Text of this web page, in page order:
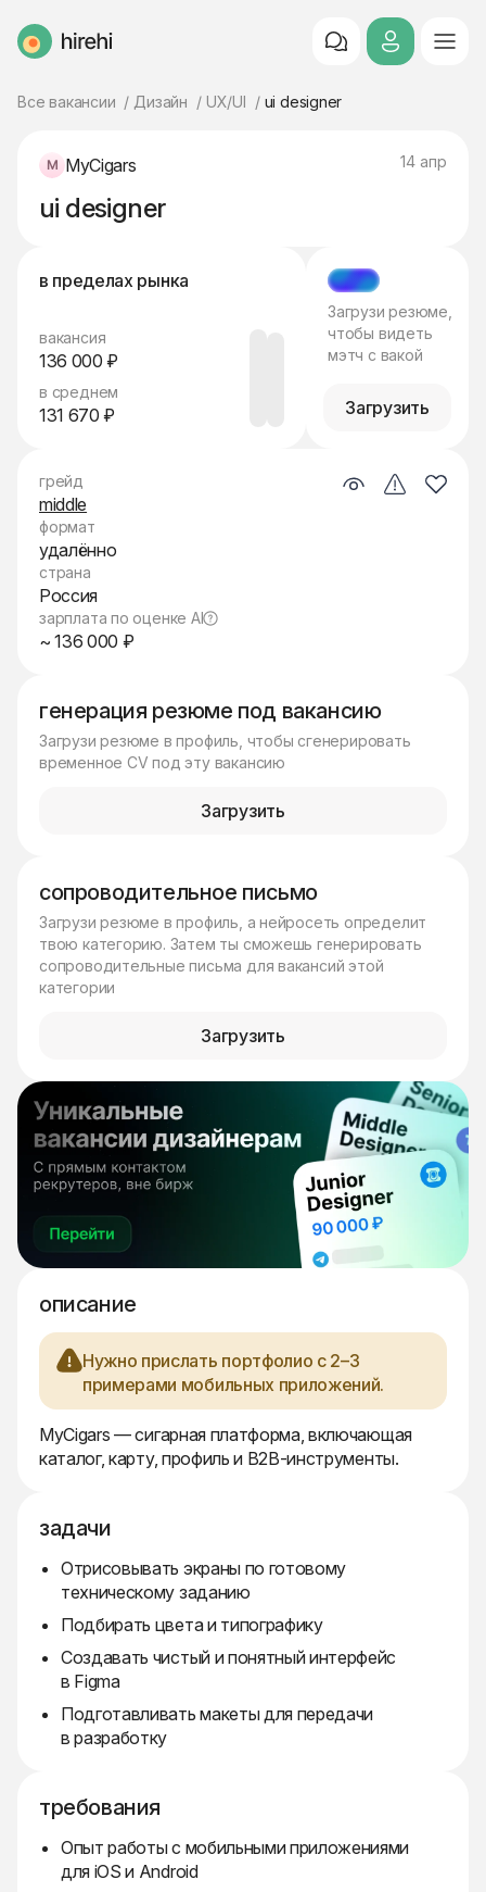
HireHi
Все вакансии Дизайн UX/UI ui designer
MyCigars 14 апр
ui designer
в пределах рынка
вакансия
136 000 ₽
в среднем
131 670 ₽
МЭТЧ
Загрузи резюме,
чтобы видеть
мэтч с вакой
Загрузить
генерация резюме под вакансию
Загрузи резюме в профиль, чтобы сгенерировать
временное CV под эту вакансию
Загрузить
сопроводительное письмо
Загрузи резюме в профиль, а нейросеть определит
твою категорию. Затем ты сможешь генерировать
сопроводительные письма для вакансий этой
категории
Загрузить
описание
Нужно прислать портфолио с 2–3
примерами мобильных приложений.
MyCigars — сигарная платформа, включающая
каталог, карту, профиль и B2B-инструменты.
задачи
Отрисовывать экраны по готовому
техническому заданию
Подбирать цвета и типографику
Создавать чистый и понятный интерфейс
в Figma
Подготавливать макеты для передачи
в разработку
требования
Опыт работы с мобильными приложениями
для iOS и Android
грейд
middle
формат
удалённо
страна
Россия
зарплата по оценке AI
~ 136 000 ₽